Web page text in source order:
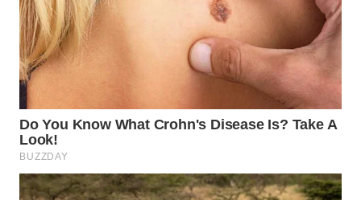
BORNEO
Wahana
Media
Group
NEWS
WAHANA
TANI